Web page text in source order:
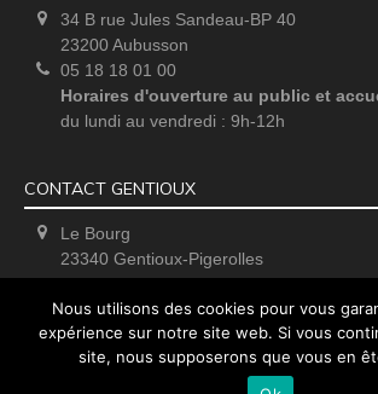
34 B rue Jules Sandeau-BP 40
23200 Aubusson
05 18 18 01 00
Horaires d'ouverture au public et
du lundi au vendredi : 9h-12h
CONTACT GENTIOUX
Le Bourg
23340 Gentioux-Pigerolles
Nous utilisons des cookies pour vous
expérience sur notre site web. Si vous
site, nous supposerons que vous en